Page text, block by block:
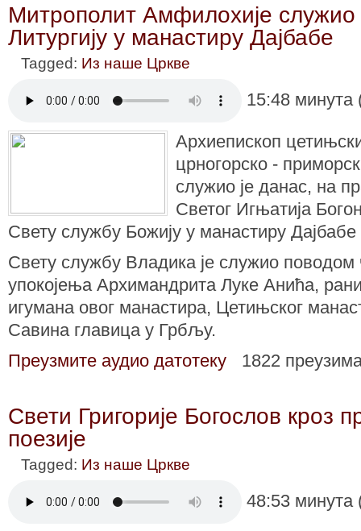
Митрополит Амфилохије служиo
Литургију у манастиру Дајбабе
Tagged: Из наше Цркве
15:48
Архиепископ
црногорско -
служио је данас, на
Светог Игњатија
Свету службу Божију у манастиру
Свету службу Владика је служио
упокојења Архимандрита Луке Анића,
игумана овог манастира, Цетињског
Савина главица у Грбљу.
Преузмите аудио датотеку
1822
Свети Григорије Богослов кроз
поезије
Tagged: Из наше Цркве
48:53